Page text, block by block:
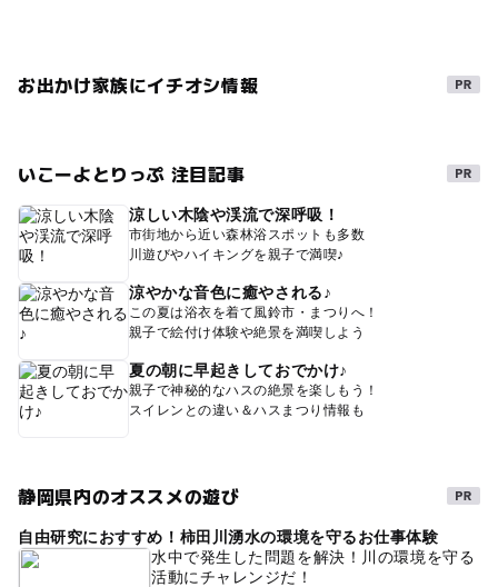
お出かけ家族にイチオシ情報
いこーよとりっぷ 注目記事
涼しい木陰や渓流で深呼吸！
市街地から近い森林浴スポットも多数
川遊びやハイキングを親子で満喫♪
涼やかな音色に癒やされる♪
この夏は浴衣を着て風鈴市・まつりへ！
親子で絵付け体験や絶景を満喫しよう
夏の朝に早起きしておでかけ♪
親子で神秘的なハスの絶景を楽しもう！
スイレンとの違い＆ハスまつり情報も
静岡県内のオススメの遊び
自由研究におすすめ！柿田川湧水の環境を守るお仕事体験
水中で発生した問題を解決！川の環境を守る
活動にチャレンジだ！